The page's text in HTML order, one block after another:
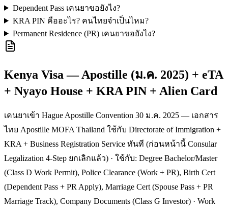
Dependent Pass เคนยาขอยังไง?
KRA PIN คืออะไร? คนไทยจำเป็นไหม?
Permanent Residence (PR) เคนยาขอยังไง?
Kenya Visa — Apostille (ม.ค. 2025) + eTA
+ Nyayo House + KRA PIN + Alien Card
เคนยาเข้า Hague Apostille Convention 30 ม.ค. 2025 — เอกสาร
ไทย Apostille MOFA Thailand ใช้กับ Directorate of Immigration +
KRA + Business Registration Service ทันที (ก่อนหน้านี้ Consular
Legalization 4-Step ยกเลิกแล้ว) · ใช้กับ: Degree Bachelor/Master
(Class D Work Permit), Police Clearance (Work + PR), Birth Cert
(Dependent Pass + PR Apply), Marriage Cert (Spouse Pass + PR
Marriage Track), Company Documents (Class G Investor) · Work